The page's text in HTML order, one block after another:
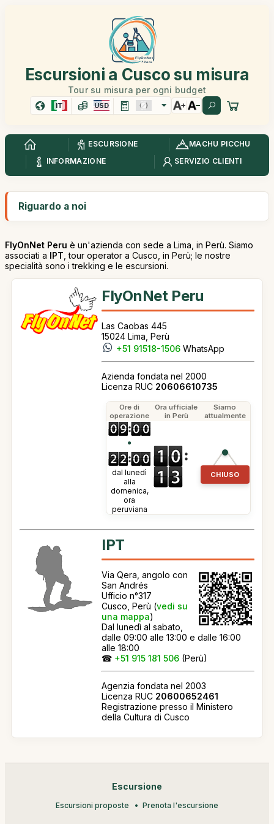
Escursioni a Cusco su misura
Tour su misura per ogni budget
IT USD
ESCURSIONE
MACHU PICCHU
INFORMAZIONE
SERVIZIO CLIENTI
Riguardo a noi
FlyOnNet Peru è un'azienda con sede a Lima, in Perù. Siamo
associati a IPT , tour operator a Cusco, in Perù; le nostre
specialità sono i trekking e le escursioni.
FlyOnNet Peru
Las Caobas 445
15024 Lima, Perù
+51 91518-1506 WhatsApp
Azienda fondata nel 2000
Licenza RUC 20606610735
Ore di
operazione
Ora ufficiale
in Perù
Siamo
attualmente
●
dal lunedì
alla
domenica,
ora
peruviana
CHIUSO
IPT
Via Qera, angolo con
San Andrés
Ufficio n°317
Cusco, Perù (vedi su
una mappa)
Dal lunedì al sabato,
dalle 09:00 alle 13:00 e dalle 16:00
alle 18:00
☎ +51 915 181 506 (Perù)
Agenzia fondata nel 2003
Licenza RUC 20600652461
Registrazione presso il Ministero
della Cultura di Cusco
Escursione
Escursioni proposte Prenota l'escursione